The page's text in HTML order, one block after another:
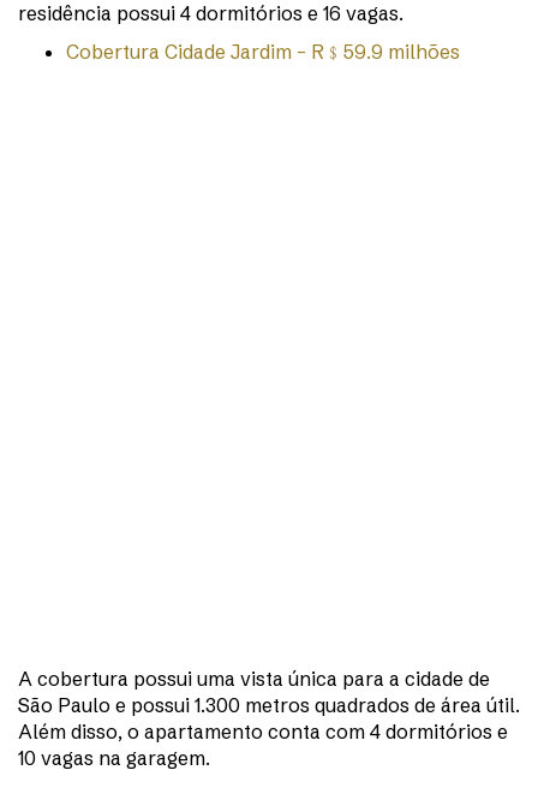
residência possui 4 dormitórios e 16 vagas.
Cobertura Cidade Jardim – R﹩59.9 milhões
A cobertura possui uma vista única para a cidade de
São Paulo e possui 1.300 metros quadrados de área útil.
Além disso, o apartamento conta com 4 dormitórios e
10 vagas na garagem.